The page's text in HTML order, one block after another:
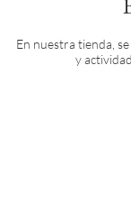
En nuestra tienda,
y